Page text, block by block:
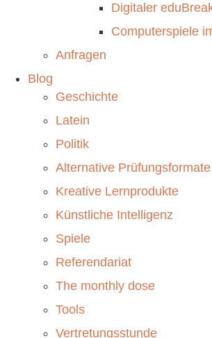
Digitaler
Computerspiele
Anfragen
Blog
Geschichte
Latein
Politik
Alternative Prüfungsformate
Kreative Lernprodukte
Künstliche Intelligenz
Spiele
Referendariat
The monthly dose
Tools
Vertretungsstunde